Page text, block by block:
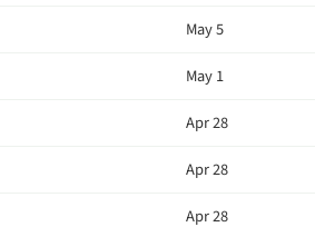
May 5
May 1
Apr 28
Apr 28
Apr 28